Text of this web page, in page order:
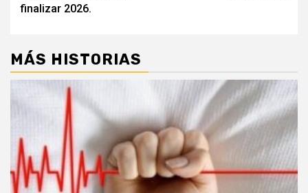
finalizar 2026.
MÁS HISTORIAS